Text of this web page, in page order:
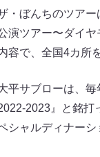
・ぼんちのツア
演ツアー〜ダイ
容で、全国4カ所
平サブローは、
2023』と銘打
シャルディナーシ